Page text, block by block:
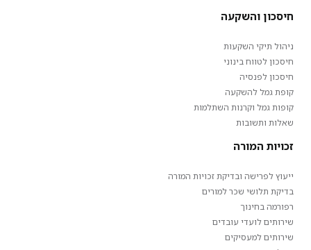
חיסכון והשקעה
ניהול תיקי השקעות
חיסכון לטווח בינוני
חיסכון לפנסיה
קופת גמל להשקעה
קופות גמל וקרנות השתלמות
שאלות ותשובות
זכויות המורה
ייעוץ לפרישה ובדיקת זכויות המורה
בדיקת תלושי שכר למורים
רפורמה בחינוך
שירותים לועדי עובדים
שירותים למעסיקים